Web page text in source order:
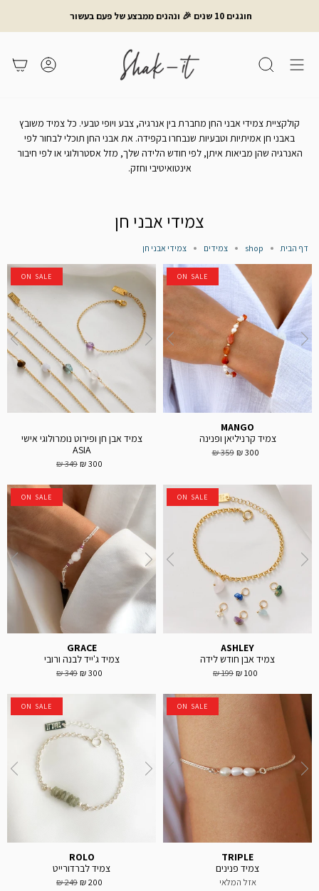
חוגגים 10 שנים 🎉 ונהנים ממבצע של פעם בעשור
חיפוש משתמש
קולקציית צמידי אבני החן מחברת בין אנרגיה, צבע ויופי טבעי. כל צמיד משובץ
באבני חן אמיתיות וטבעיות שנבחרו בקפידה. את אבני החן תוכלי לבחור לפי
האנרגיה שהן מביאות איתן, לפי חודש הלידה שלך, מזל אסטרולוגי או לפי חיבור
אינטואיטיבי וחזק.
צמידי אבני חן
דף הבית shop צמידים צמידי אבני חן
ON SALE
MANGO
צמיד קרניליאן ופנינה
300 ₪
359 ₪
ON SALE
צמיד אבן חן ופירוט נומרולוגי אישי
ASIA
300 ₪
349 ₪
ON SALE
ASHLEY
צמיד אבן חודש לידה
100 ₪
199 ₪
ON SALE
GRACE
צמיד ג'ייד לבנה ורובי
300 ₪
349 ₪
ON SALE
TRIPLE
צמיד פנינים
אזל המלאי
ON SALE
ROLO
צמיד לברדורייט
200 ₪
249 ₪